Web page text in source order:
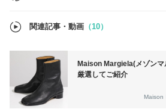
ご希望の色、サイズにより買い付け値段差
る場合がございます。注文確認後、別途支払
（差額分が確認されないと買い付けを行って
■関税・送料については当店が負担致します。
沖縄追加料金有
関連記事・動画 （10）
Maison Margiela(メゾン
厳選してご紹介
Maison